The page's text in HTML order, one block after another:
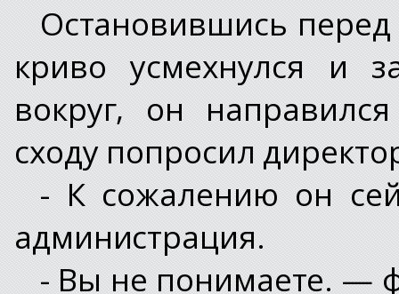
Остановившись
криво усмехнулся и
вокруг, он
сходу попросил
- К сожалению он
администрация.
- Вы не понимаете. —